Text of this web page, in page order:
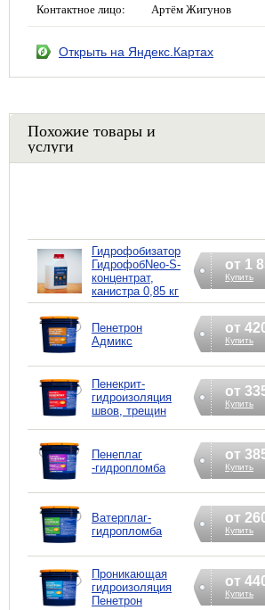
Контактное лицо: Артём Жигунов
Открыть на Яндекс.Картах
Похожие товары и
услуги
Гидрофобизатор
ГидрофобNeo-S-
концентрат,
канистра 0,85 кг
от 1
Купить
Пенетрон
Адмикс
от
Купить
Пенекрит-
гидроизоляция
швов, трещин
от
Купить
Пенеплаг
-гидропломба
от
Купить
Ватерплаг-
гидропломба
от
Купить
Проникающая
гидроизоляция
Пенетрон
от
Купить